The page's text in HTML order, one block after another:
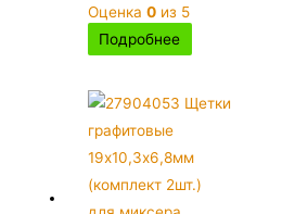
Оценка0 из 5
Подробнее